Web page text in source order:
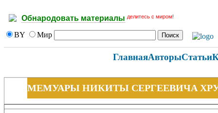
Обнародовать материалы делитесь с миром!
BY Мир
ГлавнаяАвторыСтатьи
МЕМУАРЫ НИКИТЫ СЕРГЕЕВИЧА